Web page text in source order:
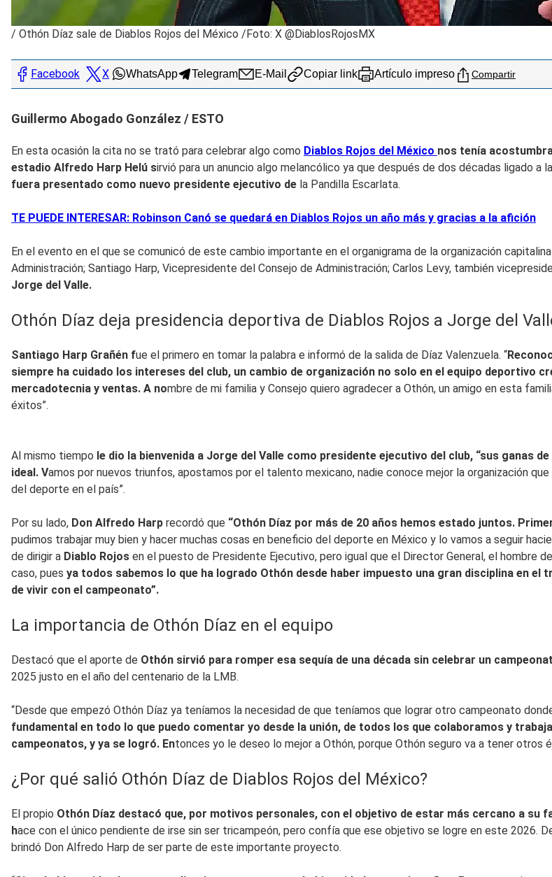
/ Othón Díaz sale de Diablos Rojos del México /Foto: X @DiablosRojosMX
Facebook X WhatsApp Telegram E-Mail Copiar link Artículo impreso Compartir
Guillermo Abogado González / ESTO
En esta ocasión la cita no se trató para celebrar algo como Diablos Rojos del México nos tenía
estadio Alfredo Harp Helú sirvió para un anuncio algo melancólico ya que después de dos décadas ligado a
fuera presentado como nuevo presidente ejecutivo de la Pandilla Escarlata.
TE PUEDE INTERESAR: Robinson Canó se quedará en Diablos Rojos un año más y gracias a la afición
En el evento en el que se comunicó de este cambio importante en el organigrama de la organización
Administración; Santiago Harp, Vicepresidente del Consejo de Administración; Carlos Levy, también
Jorge del Valle.
Othón Díaz deja presidencia deportiva de Diablos Rojos a Jorge del
Santiago Harp Grañén fue el primero en tomar la palabra e informó de la salida de Díaz Valenzuela. “
siempre ha cuidado los intereses del club, un cambio de organización no solo en el equipo deportivo
mercadotecnia y ventas. A nombre de mi familia y Consejo quiero agradecer a Othón, un amigo en esta
éxitos”.
Al mismo tiempo le dio la bienvenida a Jorge del Valle como presidente ejecutivo del club, “sus ganas
ideal. Vamos por nuevos triunfos, apostamos por el talento mexicano, nadie conoce mejor la organización
del deporte en el país”.
Por su lado, Don Alfredo Harp recordó que “Othón Díaz por más de 20 años hemos estado juntos.
pudimos trabajar muy bien y hacer muchas cosas en beneficio del deporte en México y lo vamos a seguir
de dirigir a Diablo Rojos en el puesto de Presidente Ejecutivo, pero igual que el Director General, el hombre
caso, pues ya todos sabemos lo que ha logrado Othón desde haber impuesto una gran disciplina en el
de vivir con el campeonato”.
La importancia de Othón Díaz en el equipo
Destacó que el aporte de Othón sirvió para romper esa sequía de una década sin celebrar un
2025 justo en el año del centenario de la LMB.
“Desde que empezó Othón Díaz ya teníamos la necesidad de que teníamos que lograr otro campeonato
fundamental en todo lo que puedo comentar yo desde la unión, de todos los que colaboramos y
campeonatos, y ya se logró. Entonces yo le deseo lo mejor a Othón, porque Othón seguro va a tener otros
¿Por qué salió Othón Díaz de Diablos Rojos del México?
El propio Othón Díaz destacó que, por motivos personales, con el objetivo de estar más cercano a su
hace con el único pendiente de irse sin ser tricampeón, pero confía que ese objetivo se logre en este 2026.
brindó Don Alfredo Harp de ser parte de este importante proyecto.